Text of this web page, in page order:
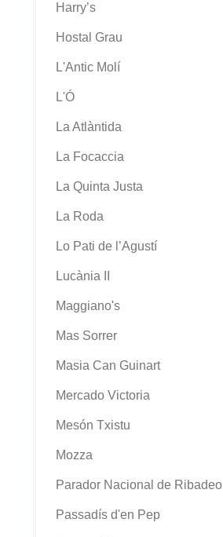
Harry’s
Hostal Grau
L'Antic Molí
L'Ó
La Atlàntida
La Focaccia
La Quinta Justa
La Roda
Lo Pati de l’Agustí
Lucània II
Maggiano's
Mas Sorrer
Masia Can Guinart
Mercado Victoria
Mesón Txistu
Mozza
Parador Nacional de Ribadeo
Passadís d'en Pep